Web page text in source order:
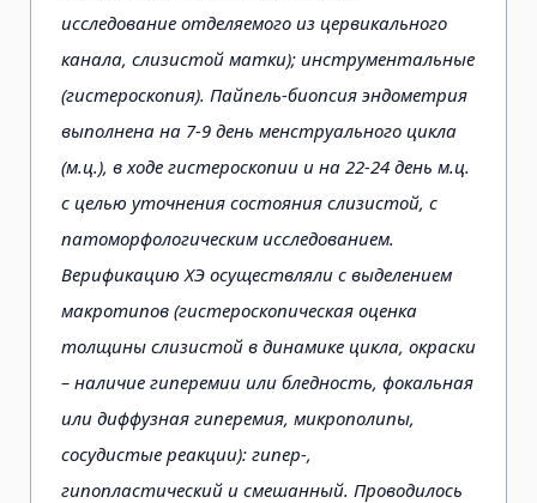
исследование отделяемого из цервикального
канала, слизистой матки); инструментальные
(гистероскопия). Пайпель-биопсия эндометрия
выполнена на 7-9 день менструального цикла
(м.ц.), в ходе гистероскопии и на 22-24 день м.ц.
с целью уточнения состояния слизистой, с
патоморфологическим исследованием.
Верификацию ХЭ осуществляли с выделением
макротипов (гистероскопическая оценка
толщины слизистой в динамике цикла, окраски
– наличие гиперемии или бледность, фокальная
или диффузная гиперемия, микрополипы,
сосудистые реакции): гипер-,
гипопластический и смешанный. Проводилось